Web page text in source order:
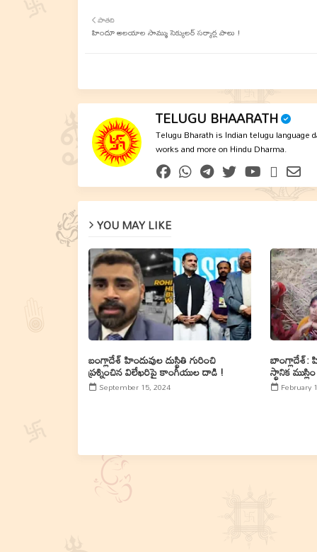
పాతది
హిందూ ఆలయాల సొమ్ము సెక్యులర్ సర్కార్ల పాలు !
TELUGU BHAARATH
Telugu Bharath is Indian telugu
works and more on Hindu Dharma.
YOU MAY LIKE
బంగ్లాదేశ్ హిందువుల దుస్థితి గురించి
ప్రశ్నించిన విలేఖరిపై కాంగీయుల దాడి !
September 15, 2024
బాంగ్లాదేశ్:
స్థానిక
February